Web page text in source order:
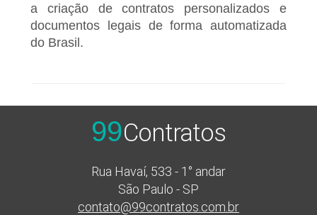
a criação de contratos personalizados e
documentos legais de forma automatizada
do Brasil.
99Contratos
Rua Havaí, 533 - 1° andar
São Paulo - SP
contato@99contratos.com.br